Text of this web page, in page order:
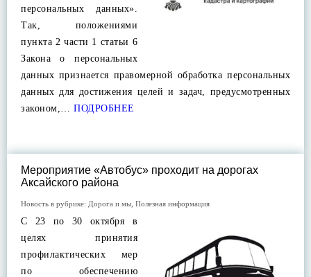
персональных данных».
Так, положениями
пункта 2 части 1 статьи 6
Закона о персональных
данных признается правомерной обработка персональных
данных для достижения целей и задач, предусмотренных
законом,… ПОДРОБНЕЕ
Мероприятие «Автобус» проходит на дорогах
Аксайского района
Новость в рубрике: Дорога и мы Полезная информация
С 23 по 30 октября в
целях принятия
профилактических мер
по обеспечению